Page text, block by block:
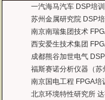
曙海对我们公司的iPhone培训
——台湾欧泽科技,张工
通过参加Symbian培训，再做
——IBM公司，沈经理
有曙海这样的DSP开发培训单
——上海医疗器械高等学校，罗
曙海的andriod 系统与应用培
上海贝尔，李工
一汽海马汽车 DSP培训
苏州金属研究院 DSP培
南京南瑞集团技术
西安爱生技术集团
成都熊谷加世电气 DSP
福斯赛诺分析仪器（苏
南京国电工程 FPGA培
北京环境特性研究所 达